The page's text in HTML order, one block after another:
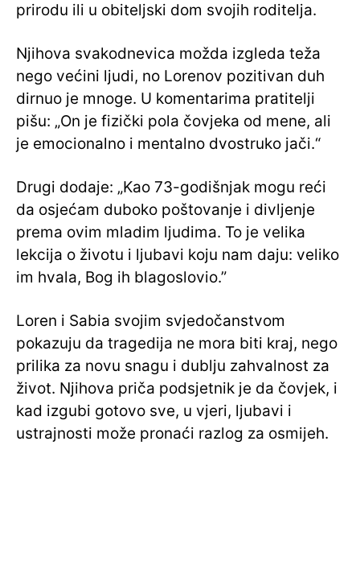
prirodu ili u obiteljski dom svojih roditelja.
Njihova svakodnevica možda izgleda teža
nego većini ljudi, no Lorenov pozitivan duh
dirnuo je mnoge. U komentarima pratitelji
pišu: „On je fizički pola čovjeka od mene, ali
je emocionalno i mentalno dvostruko jači.“
Drugi dodaje: „Kao 73-godišnjak mogu reći
da osjećam duboko poštovanje i divljenje
prema ovim mladim ljudima. To je velika
lekcija o životu i ljubavi koju nam daju: veliko
im hvala, Bog ih blagoslovio.”
Loren i Sabia svojim svjedočanstvom
pokazuju da tragedija ne mora biti kraj, nego
prilika za novu snagu i dublju zahvalnost za
život. Njihova priča podsjetnik je da čovjek, i
kad izgubi gotovo sve, u vjeri, ljubavi i
ustrajnosti može pronaći razlog za osmijeh.